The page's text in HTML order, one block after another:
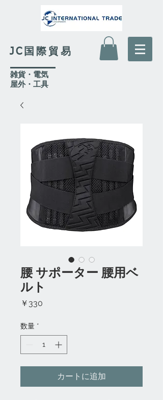
JC国際貿易
​雑貨・電気
​屋外・工具
腰 サポーター 腰用ベ
ルト
￥330
数量 *
カートに追加